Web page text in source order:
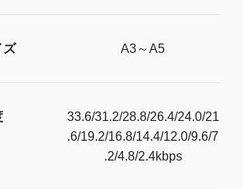
ズ A3～A5
33.6/31.2/28.8/26.4/24.0/21
.6/19.2/16.8/14.4/12.0/9.6/7
.2/4.8/2.4kbps